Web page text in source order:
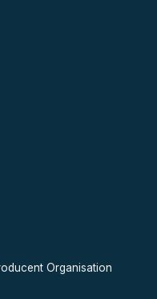
Organisation